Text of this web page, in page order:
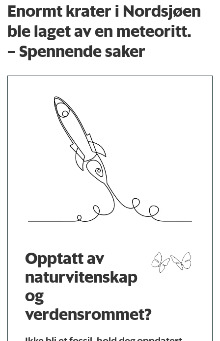
Enormt krater i Nordsjøen
ble laget av en meteoritt.
– Spennende saker
Opptatt av
naturvitenskap
og
verdensrommet?